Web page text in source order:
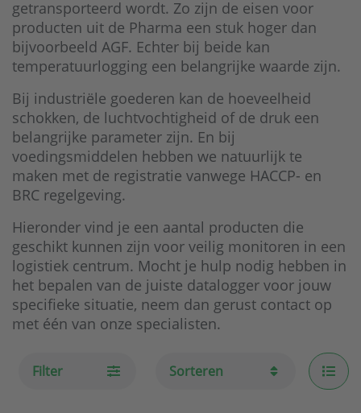
getransporteerd wordt. Zo zijn de eisen voor
producten uit de Pharma een stuk hoger dan
bijvoorbeeld AGF. Echter bij beide kan
temperatuurlogging een belangrijke waarde zijn.
Bij industriële goederen kan de hoeveelheid
schokken, de luchtvochtigheid of de druk een
belangrijke parameter zijn. En bij
voedingsmiddelen hebben we natuurlijk te
maken met de registratie vanwege HACCP- en
BRC regelgeving.
Hieronder vind je een aantal producten die
geschikt kunnen zijn voor veilig monitoren in een
logistiek centrum. Mocht je hulp nodig hebben in
het bepalen van de juiste datalogger voor jouw
specifieke situatie, neem dan gerust contact op
met één van onze specialisten.
Filter Sorteren